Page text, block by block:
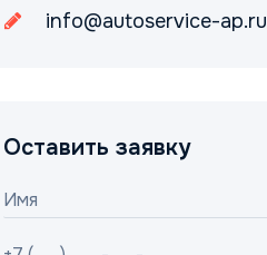
info@autoservice-ap.ru
Оставить заявку